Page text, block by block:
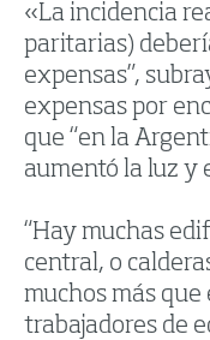
«La incidencia
paritarias)
expensas”,
expensas por
que “en la
aumentó la luz y
“Hay muchas
central, o
muchos más que
trabajadores de